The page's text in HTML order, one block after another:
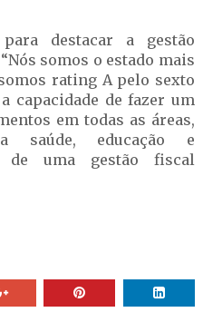
destacar a gestão
somos o estado mais
rating A pelo sexto
capacidade de fazer um
em todas as áreas,
saúde, educação e
uma gestão fiscal